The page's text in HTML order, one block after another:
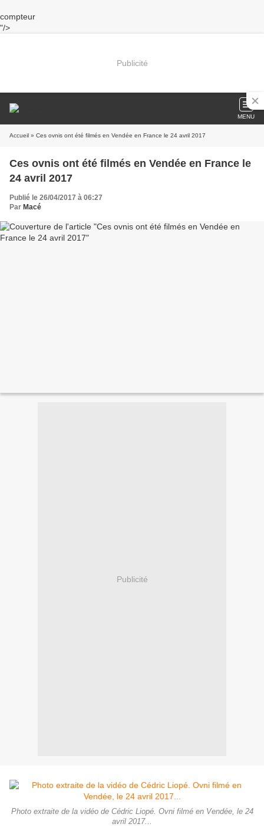
compteur
"/>
Publicité
MENU
Accueil » Ces ovnis ont été filmés en Vendée en France le 24 avril 2017
Ces ovnis ont été filmés en Vendée en France le
24 avril 2017
Publié le 26/04/2017 à 06:27
Par Macé
Publicité
Photo extraite de la vidéo de Cédric Liopé. Ovni filmé en Vendée, le 24
avril 2017...